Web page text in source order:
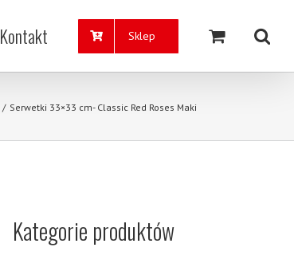
Kontakt Sklep
/ Serwetki 33×33 cm- Classic Red Roses Maki
Kategorie produktów